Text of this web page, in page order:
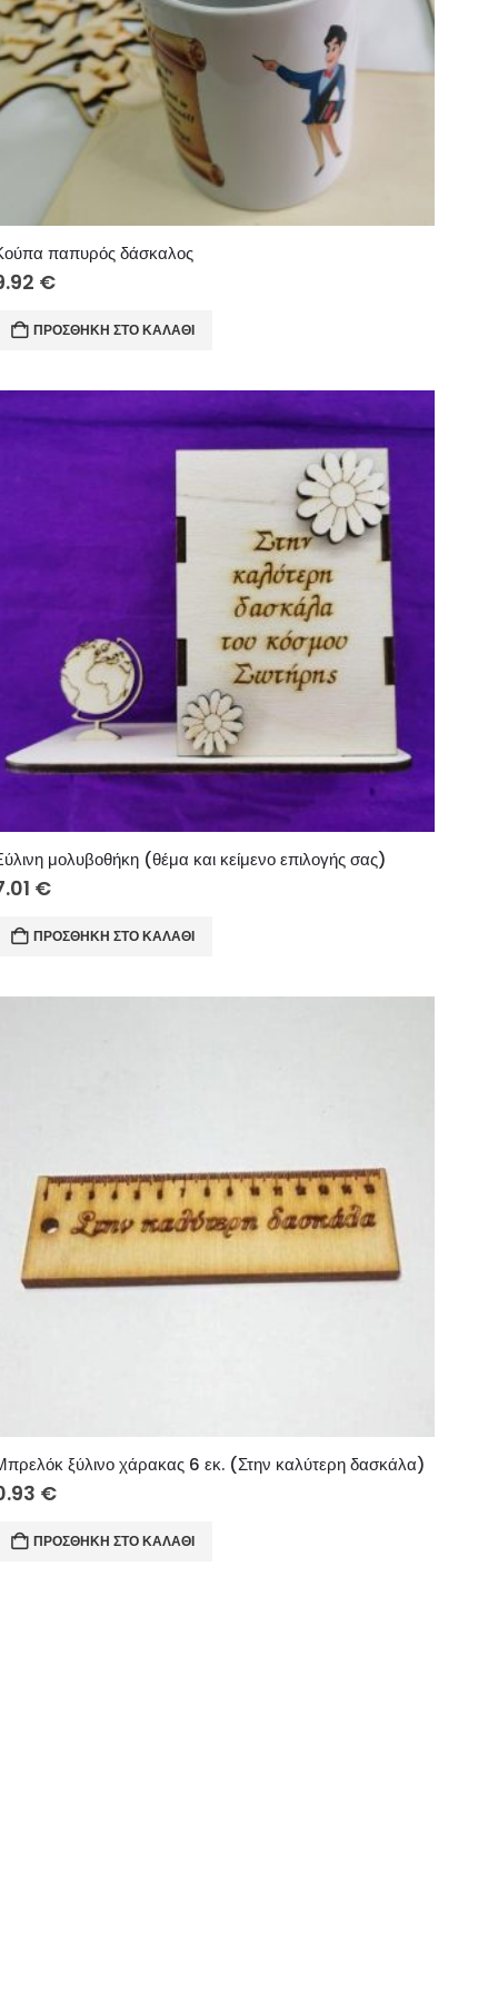
παπυρός δάσκαλος
€
ΠΡΟΣΘΉΚΗ ΣΤΟ ΚΑΛΆΘΙ
μολυβοθήκη (θέμα και κείμενο επιλογής σας)
€
ΠΡΟΣΘΉΚΗ ΣΤΟ ΚΑΛΆΘΙ
ξύλινο χάρακας 6 εκ. (Στην καλύτερη δασκάλα)
€
ΠΡΟΣΘΉΚΗ ΣΤΟ ΚΑΛΆΘΙ